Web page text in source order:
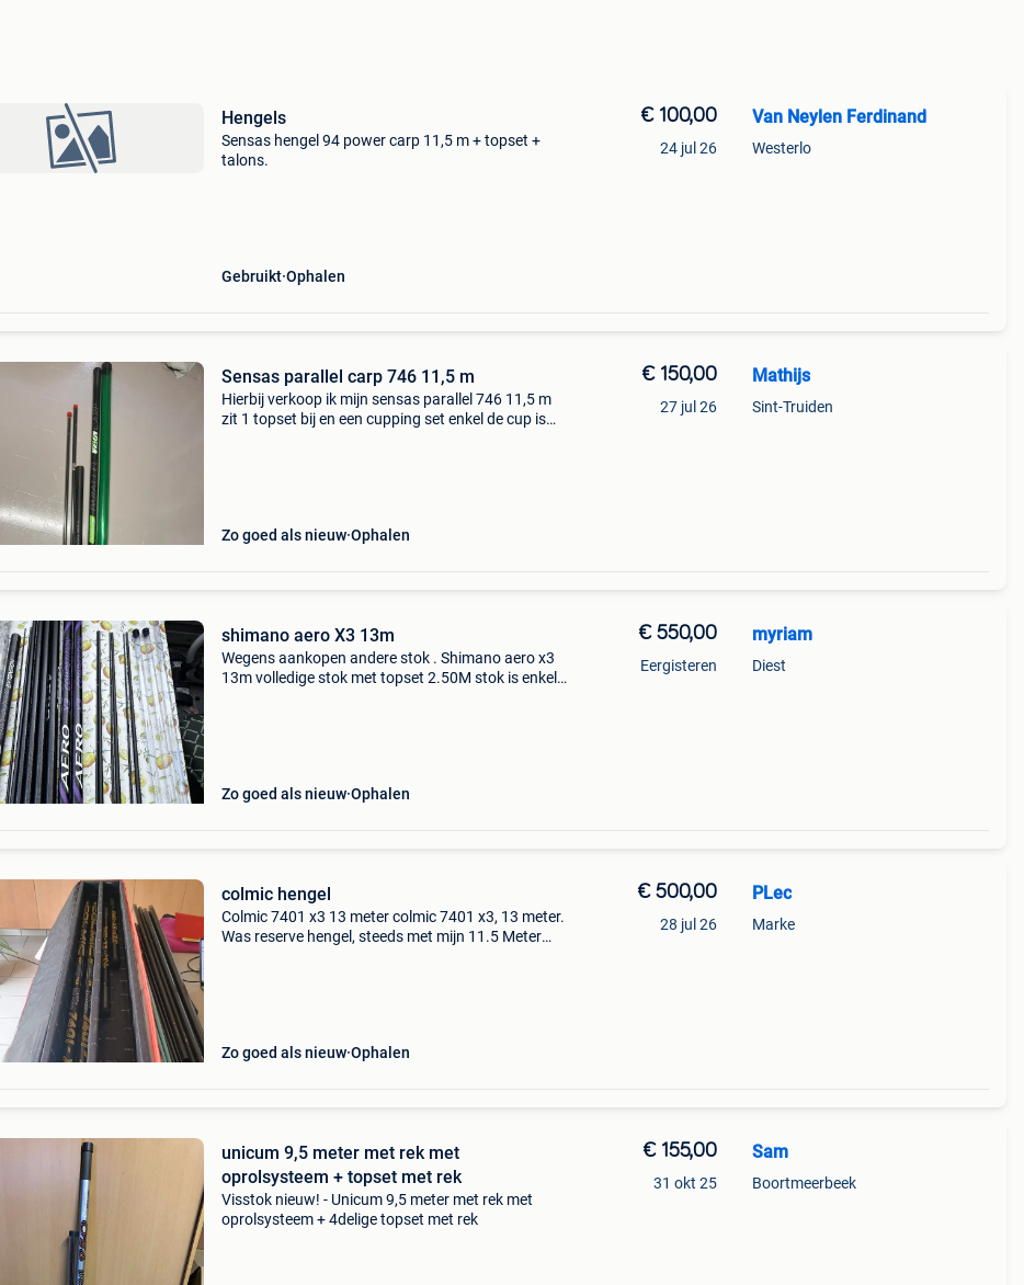
Hengels
Sensas hengel 94 power carp 11,5 m + topset +
talons.
Gebruikt Ophalen
€ 100,00
24 jul 26
Van Neylen Ferdinand
Westerlo
Sensas parallel carp 746 11,5 m
Hierbij verkoop ik mijn sensas parallel 746 11,5 m
zit 1 topset bij en een cupping set enkel de cup is
Zo goed als nieuw Ophalen
€ 150,00
27 jul 26
Mathijs
Sint-Truiden
shimano aero X3 13m
Wegens aankopen andere stok . Shimano aero x3
13m volledige stok met topset 2.50M stok is enkele
Zo goed als nieuw Ophalen
€ 550,00
Eergisteren
myriam
Diest
colmic hengel
Colmic 7401 x3 13 meter colmic 7401 x3, 13 meter.
Was reserve hengel, steeds met mijn 11.5 Meter
Zo goed als nieuw Ophalen
€ 500,00
28 jul 26
PLec
Marke
unicum 9,5 meter met rek met
oprolsysteem + topset met rek
Visstok nieuw! - Unicum 9,5 meter met rek met
oprolsysteem + 4delige topset met rek
€ 155,00
31 okt 25
Sam
Boortmeerbeek